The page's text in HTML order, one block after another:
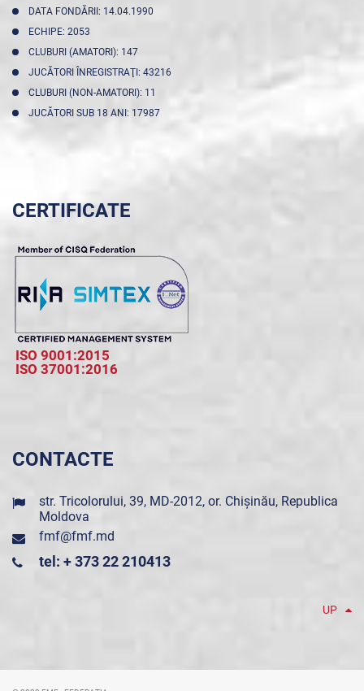
DATA FONDĂRII: 14.04.1990
ECHIPE: 2053
CLUBURI (AMATORI): 147
JUCĂTORI ÎNREGISTRAŢI: 43216
CLUBURI (NON-AMATORI): 11
JUCĂTORI SUB 18 ANI: 17987
CERTIFICATE
ISO 9001:2015
ISO 37001:2016
CONTACTE
str. Tricolorului, 39, MD-2012, or. Chișinău, Republica
Moldova
fmf@fmf.md
tel: + 373 22 210413
UP